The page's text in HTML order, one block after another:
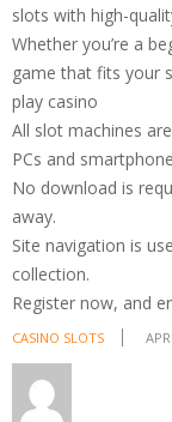
slots with high-
Whether you’re a
game that fits your
play casino
All slot machines
PCs and
No download is
away.
Site navigation is
collection.
Register now, and
CASINO SLOTS